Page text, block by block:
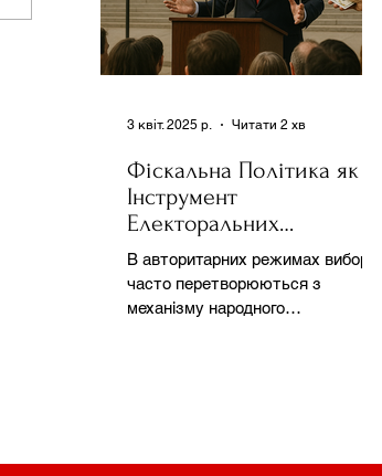
Фіскальна Політика як
Інструмент
Електоральних
Маніпуляцій в
Автократіях
В авторитарних режимах вибори
часто перетворюються з
механізму народного
3 квіт. 2025 р. Читати 2 хв